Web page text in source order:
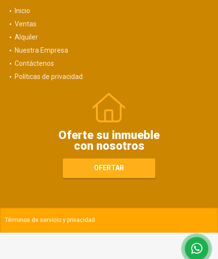
Inicio
Ventas
Alquiler
Nuestra Empresa
Contáctenos
Políticas de privacidad
Oferte su inmueble
con nosotros
OFERTAR
Términos de servicio y privacidad